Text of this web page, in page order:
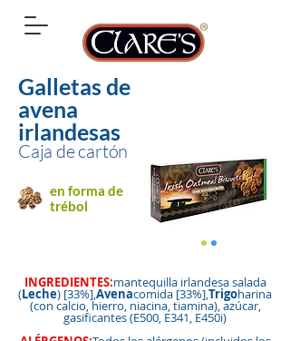
Galletas de
avena
irlandesas
Caja de cartón
en forma de
trébol
INGREDIENTES:mantequilla irlandesa salada
(Leche) [33%],Avenacomida [33%],Trigoharina
(con calcio, hierro, niacina, tiamina), azúcar,
gasificantes (E500, E341, E450i)